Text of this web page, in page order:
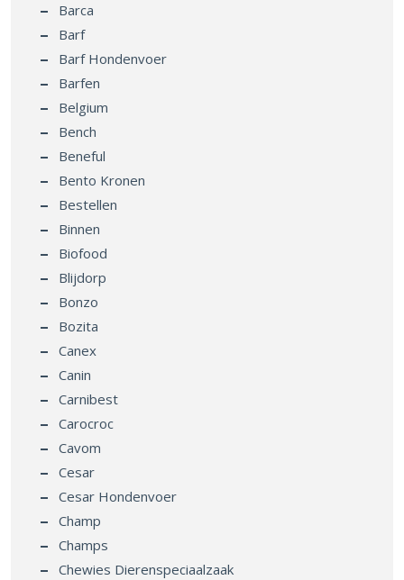
Barca
Barf
Barf Hondenvoer
Barfen
Belgium
Bench
Beneful
Bento Kronen
Bestellen
Binnen
Biofood
Blijdorp
Bonzo
Bozita
Canex
Canin
Carnibest
Carocroc
Cavom
Cesar
Cesar Hondenvoer
Champ
Champs
Chewies Dierenspeciaalzaak